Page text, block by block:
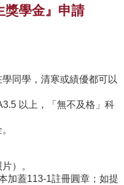
獎學金』申請
同學，清寒或績優都可以
以上，「無不及格」科
）。
加蓋113-1註冊圓章；如提